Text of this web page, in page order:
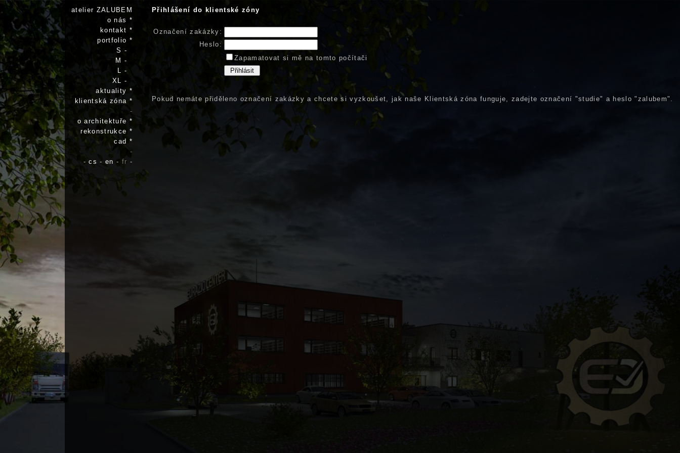
atelier ZALUBEM
o nás *
kontakt *
portfolio *
S -
M -
L -
XL -
aktuality *
klientská zóna *
-
o architektuře *
rekonstrukce *
cad *
-
-cs- en - fr -
Přihlášení do klientské zóny
Označení zakázky:
Heslo:
Zapamatovat si mě na tomto počítači
Pokud nemáte přiděleno označení zakázky a chcete si vyzkoušet, jak naše Klientská zóna funguje, zadejte označení "studie" a heslo "zalubem".